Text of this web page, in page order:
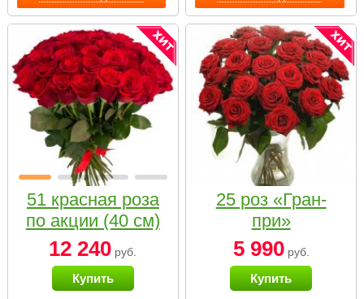
51 красная роза
по акции (40 см)
12 240 руб.
Купить
25 роз «Гран-
при»
5 990руб.
Купить